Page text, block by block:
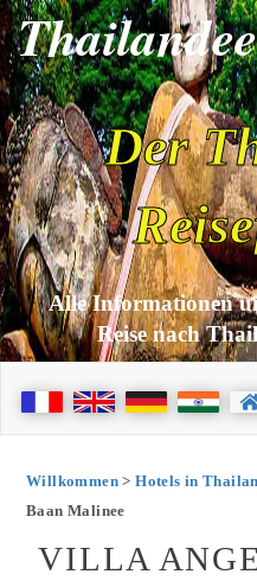
Der
Alle Informationen
Reise nach
Willkommen>Hotels in
Baan Malinee
VILLA